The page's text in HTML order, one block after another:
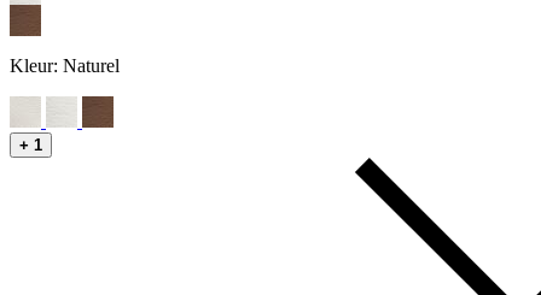
Kleur: Naturel
+ 1